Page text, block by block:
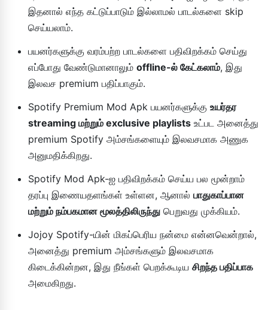
இதனால் எந்த கட்டுப்பாடும் இல்லாமல் பாடல்களை skip
செய்யலாம்.
பயனர்களுக்கு வரம்பற்ற பாடல்களை பதிவிறக்கம் செய்து
எப்போது வேண்டுமானாலும் offline-ல் கேட்கலாம், இது
இலவச premium பதிப்பாகும்.
Spotify Premium Mod Apk பயனர்களுக்கு உயர்தர
streaming மற்றும் exclusive playlists உட்பட அனைத்து
premium Spotify அம்சங்களையும் இலவசமாக அணுக
அனுமதிக்கிறது.
Spotify Mod Apk-ஐ பதிவிறக்கம் செய்ய பல மூன்றாம்
தரப்பு இணையதளங்கள் உள்ளன, ஆனால் பாதுகாப்பான
மற்றும் நம்பகமான மூலத்திலிருந்து பெறுவது முக்கியம்.
Jojoy Spotify-யின் மிகப்பெரிய நன்மை என்னவென்றால்,
அனைத்து premium அம்சங்களும் இலவசமாக
கிடைக்கின்றன, இது நீங்கள் பெறக்கூடிய சிறந்த பதிப்பாக
அமைகிறது.